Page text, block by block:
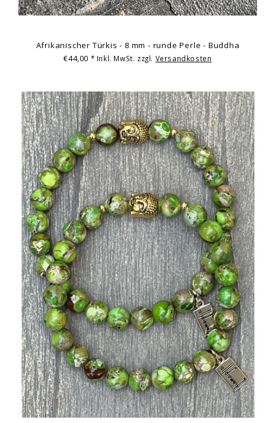
Afrikanischer Türkis - 8 mm - runde Perle - Buddha
€44,00 * Inkl. MwSt. zzgl. Versandkosten